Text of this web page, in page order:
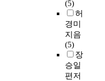
(5)
허
경미
지음
(5)
장
승일
편저